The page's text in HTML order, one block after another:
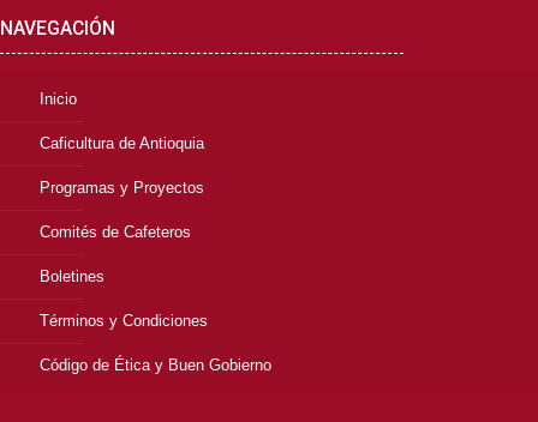
NAVEGACIÓN
Inicio
Caficultura de Antioquia
Programas y Proyectos
Comités de Cafeteros
Boletines
Términos y Condiciones
Código de Ética y Buen Gobierno